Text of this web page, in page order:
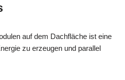
auf dem Dachfläche ist eine
zu erzeugen und parallel